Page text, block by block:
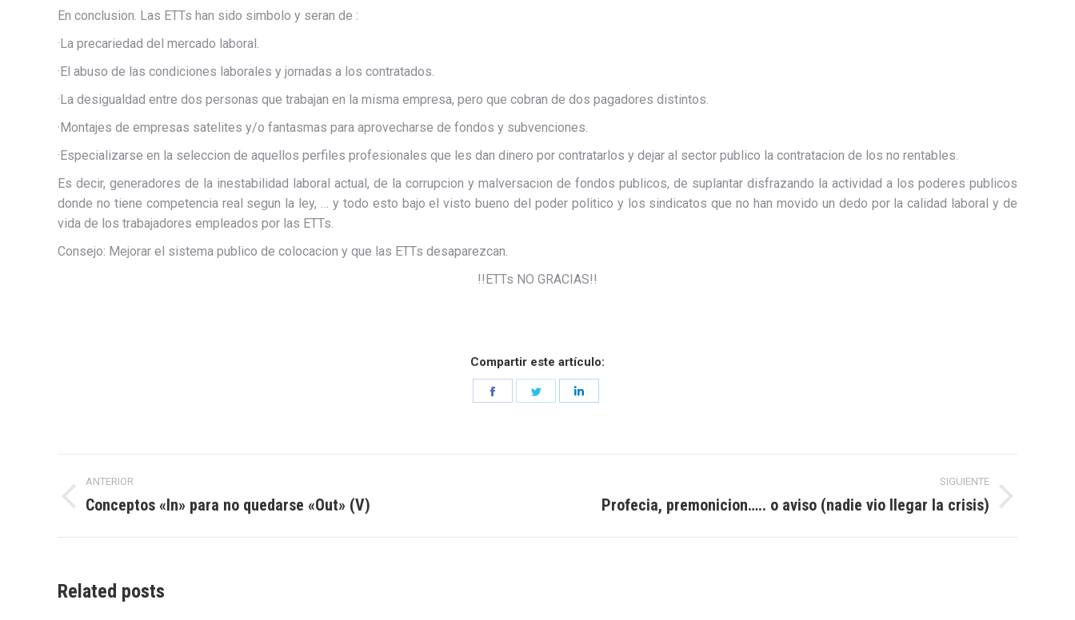
En conclusion. Las ETTs han sido simbolo y seran de :
·La precariedad del mercado laboral.
·El abuso de las condiciones laborales y jornadas a los contratados.
·La desigualdad entre dos personas que trabajan en la misma empresa, pero que cobran de dos pagadores distintos.
·Montajes de empresas satelites y/o fantasmas para aprovecharse de fondos y subvenciones.
·Especializarse en la seleccion de aquellos perfiles profesionales que les dan dinero por contratarlos y dejar al sector publico la contratacion de los no rentables.
Es decir, generadores de la inestabilidad laboral actual, de la corrupcion y malversacion de fondos publicos, de suplantar disfrazando la actividad a los poderes publicos
donde no tiene competencia real segun la ley, … y todo esto bajo el visto bueno del poder politico y los sindicatos que no han movido un dedo por la calidad laboral y de
vida de los trabajadores empleados por las ETTs.
Consejo: Mejorar el sistema publico de colocacion y que las ETTs desaparezcan.
!!ETTs NO GRACIAS!!
Compartir este artículo:
Share
Navegación
entre
ANTERIOR
Entrada
Conceptos «In» para no quedarse «Out» (V)
SIGUIENTE
Profecia, premonicion….. o aviso (nadie vio llegar la crisis)
Related posts